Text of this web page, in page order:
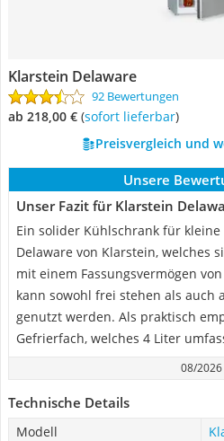
Klarstein Delaware
92 Bewertungen
ab 218,00 € ( Sofort lieferbar)
Preisvergleich und
Unsere
Unser Fazit für Klarstein
Ein solider Kühlschrank für
Delaware von Klarstein, welches
mit einem Fassungsvermögen
kann sowohl frei stehen als auch
genutzt werden. Als praktisch
Gefrierfach, welches 4 Liter
08/2026
Technische Details
Modell